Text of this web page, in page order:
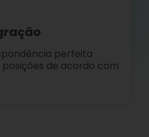
perfeita
de acordo com